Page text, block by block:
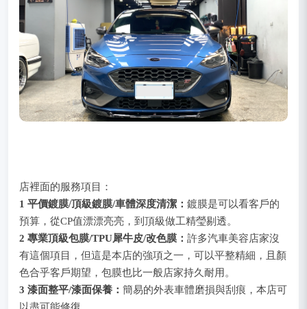
店裡面的服務項目：
1 平價鍍膜/頂級鍍膜/車體深度清潔： 鍍膜是可以看客戶的
預算，從CP值漂漂亮亮，到頂級做工精瑩剔透。
2 專業頂級包膜/TPU犀牛皮/改色膜： 許多汽車美容店家沒
有這個項目，但這是本店的強項之一，可以平整精細，且顏
色合乎客戶期望，包膜也比一般店家持久耐用。
3 漆面整平/漆面保養： 簡易的外表車體磨損與刮痕，本店可